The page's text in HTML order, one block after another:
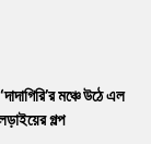
মঞ্চে উঠে এল
গল্প